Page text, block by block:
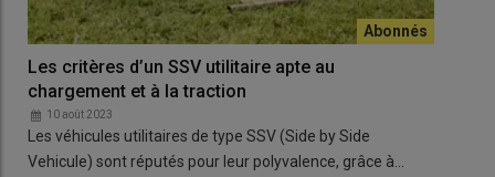
Les critères d’un SSV utilitaire apte au
chargement et à la traction
10 août 2023
Les véhicules utilitaires de type SSV (Side by Side
Vehicule) sont réputés pour leur polyvalence, grâce à…